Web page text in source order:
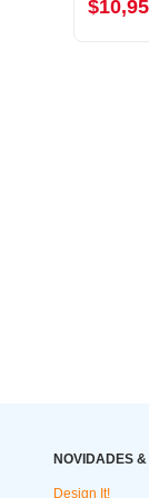
$10,95
NOVIDADES
Design It!